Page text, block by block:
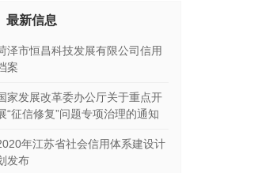
最新信息
泽市恒昌科技发展有限公司信用
案
家发展改革委办公厅关于重点开
“征信修复”问题专项治理的通知
年江苏省社会信用体系建设计
发布